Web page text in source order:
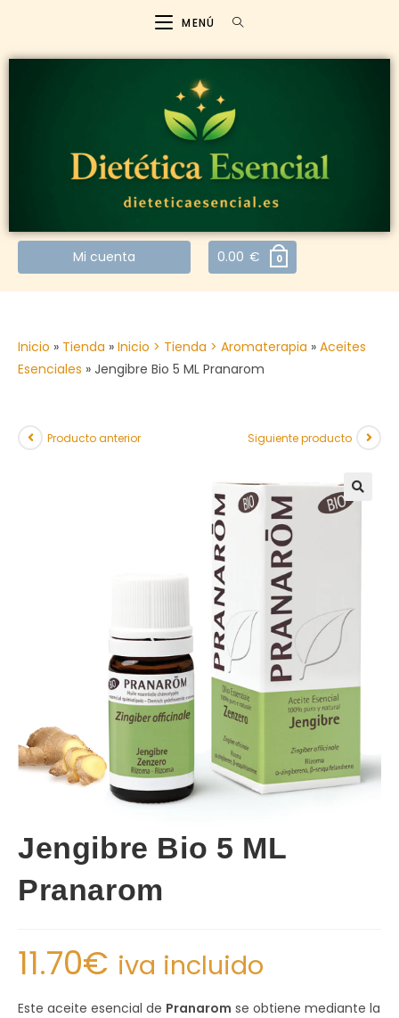
MENÚ
Mi cuenta 0.00 € 0
Inicio » Tienda » Inicio > Tienda > Aromaterapia » Aceites
Esenciales » Jengibre Bio 5 ML Pranarom
Producto anterior Siguiente producto
Jengibre Bio 5 ML
Pranarom
11.70€ iva incluido
Este aceite esencial de Pranarom se obtiene mediante la